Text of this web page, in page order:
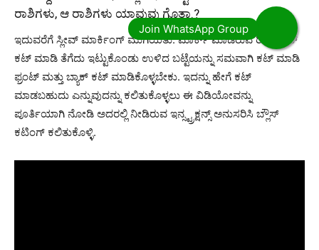
ರಾಶಿಗಳು, ಆ ರಾಶಿಗಳು ಯಾವುವು ಗೊತ್ತಾ.?
ಇದುವರೆಗೆ ಸ್ಲೀವ್ ಮಾರ್ಕಿಂಗ್ ಮುಗಿಯಿತು. ಮಾರ್ಕ್ ಮಾಡಿರುವ ರೀತಿ ಸ್ಲೀವ್
ಕಟ್ ಮಾಡಿ ತೆಗೆದು ಇಟ್ಟುಕೊಂಡು ಉಳಿದ ಬಟ್ಟೆಯನ್ನು ಸಮವಾಗಿ ಕಟ್ ಮಾಡಿ
ಫ್ರಂಟ್ ಮತ್ತು ಬ್ಯಾಕ್ ಕಟ್ ಮಾಡಿಕೊಳ್ಳಬೇಕು. ಇದನ್ನು ಹೇಗೆ ಕಟ್
ಮಾಡಬಹುದು ಎನ್ನುವುದನ್ನು ಕಲಿತುಕೊಳ್ಳಲು ಈ ವಿಡಿಯೋವನ್ನು
ಪೂರ್ತಿಯಾಗಿ ನೋಡಿ ಅದರಲ್ಲಿ ನೀಡಿರುವ ಇನ್ಸ್ಟ್ರಕ್ಷನ್ಸ್ ಅನುಸರಿಸಿ ಬ್ಲೌಸ್
ಕಟಿಂಗ್ ಕಲಿತುಕೊಳ್ಳಿ.